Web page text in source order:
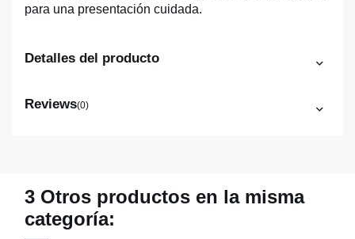
para una presentación cuidada.
Detalles del producto
Reviews(0)
3 Otros productos en la misma
categoría: